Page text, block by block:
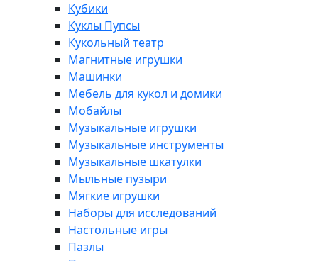
Кубики
Куклы Пупсы
Кукольный театр
Магнитные игрушки
Машинки
Мебель для кукол и домики
Мобайлы
Музыкальные игрушки
Музыкальные инструменты
Музыкальные шкатулки
Мыльные пузыри
Мягкие игрушки
Наборы для исследований
Настольные игры
Пазлы